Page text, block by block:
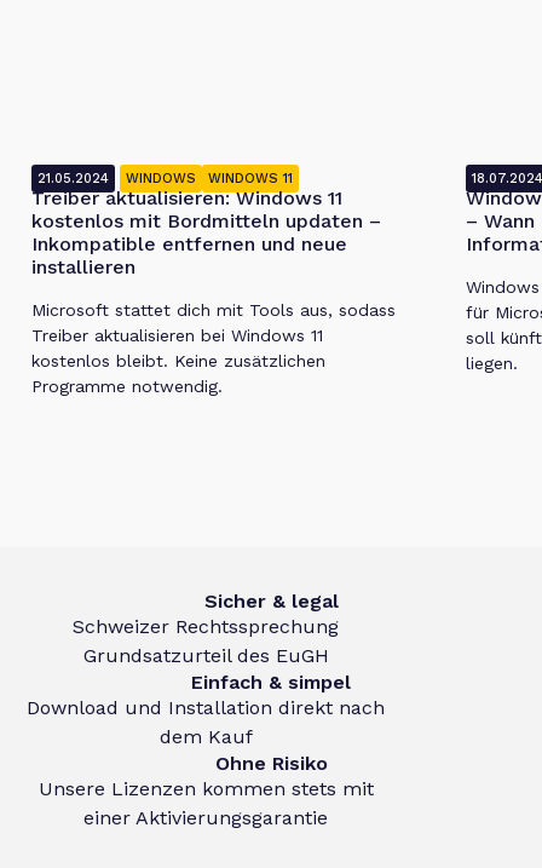
21.05.2024 WINDOWS WINDOWS 11
Treiber aktualisieren: Windows 11
kostenlos mit Bordmitteln updaten –
Inkompatible entfernen und neue
installieren
Microsoft stattet dich mit Tools aus, sodass
Treiber aktualisieren bei Windows 11
kostenlos bleibt. Keine zusätzlichen
Programme notwendig.
–
für
soll
liegen.
Sicher & legal
Schweizer Rechtssprechung
Grundsatzurteil des EuGH
Einfach & simpel
Download und Installation direkt nach
dem Kauf
Ohne Risiko
Unsere Lizenzen kommen stets mit
einer Aktivierungsgarantie